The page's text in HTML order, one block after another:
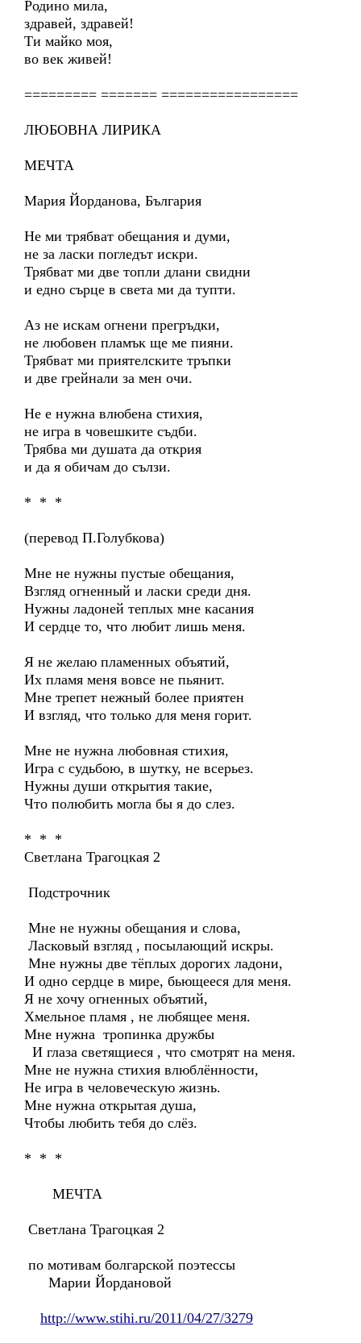
Родино мила,
здравей, здравей!
Ти майко моя,
во век живей!
========= ======= =================
ЛЮБОВНА ЛИРИКА
МЕЧТА
Мария Йорданова, България
Не ми трябват обещания и думи,
не за ласки погледът искри.
Трябват ми две топли длани свидни
и едно сърце в света ми да тупти.
Аз не искам огнени прегръдки,
не любовен пламък ще ме пияни.
Трябват ми приятелските тръпки
и две грейнали за мен очи.
Не е нужна влюбена стихия,
не игра в човешките съдби.
Трябва ми душата да открия
и да я обичам до сълзи.
* * *
(перевод П.Голубкова)
Мне не нужны пустые обещания,
Взгляд огненный и ласки среди дня.
Нужны ладоней теплых мне касания
И сердце то, что любит лишь меня.
Я не желаю пламенных объятий,
Их пламя меня вовсе не пьянит.
Мне трепет нежный более приятен
И взгляд, что только для меня горит.
Мне не нужна любовная стихия,
Игра с судьбою, в шутку, не всерьез.
Нужны души открытия такие,
Что полюбить могла бы я до слез.
* * *
Светлана Трагоцкая 2
Подстрочник
Мне не нужны обещания и слова,
Ласковый взгляд , посылающий искры.
Мне нужны две тёплых дорогих ладони,
И одно сердце в мире, бьющееся для меня.
Я не хочу огненных объятий,
Хмельное пламя , не любящее меня.
Мне нужна тропинка дружбы
И глаза светящиеся , что смотрят на меня.
Мне не нужна стихия влюблённости,
Не игра в человеческую жизнь.
Мне нужна открытая душа,
Чтобы любить тебя до слёз.
* * *
МЕЧТА
Светлана Трагоцкая 2
по мотивам болгарской поэтессы
Марии Йордановой
http://www.stihi.ru/2011/04/27/3279